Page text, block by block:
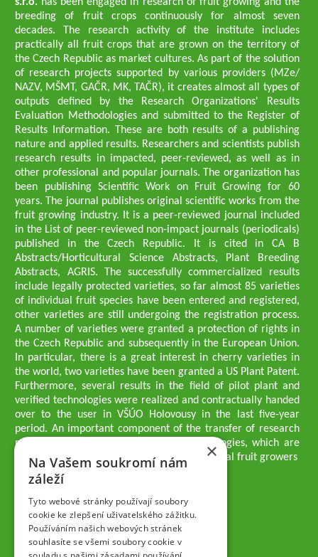
breeding of fruit crops continuously for almost seven
decades. The research activity of the institute includes
practically all fruit crops that are grown on the territory of
the Czech Republic as market cultures. As part of the solution
of research projects supported by various providers (MZe/
NAZV, MŠMT, GAČR, MK, TAČR), it creates almost all types of
outputs defined by the Research Organizations' Results
Evaluation Methodologies and submitted to the Register of
Results Information. These are both results of a publishing
nature and applied results. Researchers and scientists publish
research results in impacted, peer-reviewed, as well as in
other professional and popular journals. The organization has
been publishing Scientific Work on Fruit Growing for 60
years. The journal publishes original scientific works from the
fruit growing industry. It is a peer-reviewed journal included
in the List of peer-reviewed non-impact journals (periodicals)
published in the Czech Republic. It is cited in CA B
Abstracts/Horticultural Science Abstracts, Plant Breeding
Abstracts, AGRIS. The successfully commercialized results
include legally protected varieties, so far almost 85 varieties
of individual fruit species have been entered and registered,
other varieties are still undergoing the registration process.
A number of varieties were granted a protection of rights in
the Czech Republic and subsequently in the European Union.
In particular, there is a great interest in cherry varieties in
the world, two varieties have been granted a US Plant Patent.
Furthermore, several results in the field of pilot plant and
verified technologies were realized and contractually handed
over to the user in VŠÚO Holovousy in the last five-year
period. An important component of the transfer of research
results into practice are growing methodologies, which are
passed on to users - professionals - professional fruit growers
Company executives
Ing. Tomáš Zmeškal
Ing. Jaroslav Vácha
Companions
Ing. Jan Blažek, CS c.
×
Na Vašem soukromí nám
záleží
Tyto webové stránky používají soubory
cookie ke zlepšení uživatelského zážitku.
Používáním našich webových stránek
souhlasíte se všemi soubory cookie v